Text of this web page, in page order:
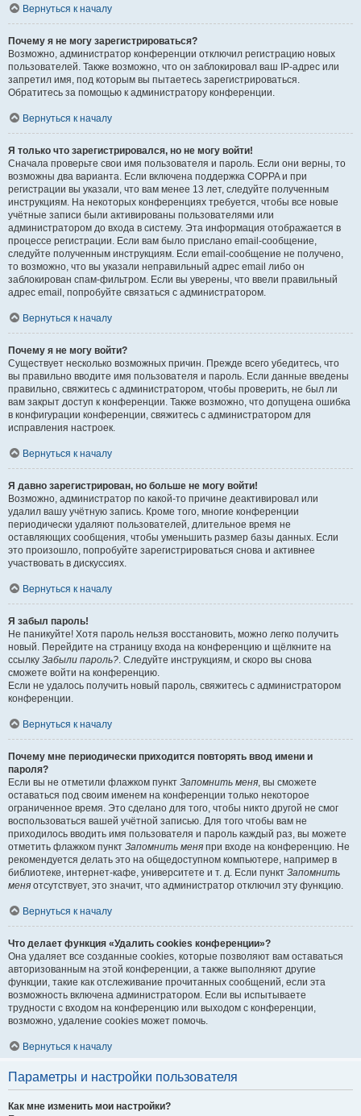
Вернуться к началу
Почему я не могу зарегистрироваться?
Возможно, администратор конференции отключил регистрацию новых
пользователей. Также возможно, что он заблокировал ваш IP-адрес или
запретил имя, под которым вы пытаетесь зарегистрироваться.
Обратитесь за помощью к администратору конференции.
Вернуться к началу
Я только что зарегистрировался, но не могу войти!
Сначала проверьте свои имя пользователя и пароль. Если они верны, то
возможны два варианта. Если включена поддержка COPPA и при
регистрации вы указали, что вам менее 13 лет, следуйте полученным
инструкциям. На некоторых конференциях требуется, чтобы все новые
учётные записи были активированы пользователями или
администратором до входа в систему. Эта информация отображается в
процессе регистрации. Если вам было прислано email-сообщение,
следуйте полученным инструкциям. Если email-сообщение не получено,
то возможно, что вы указали неправильный адрес email либо он
заблокирован спам-фильтром. Если вы уверены, что ввели правильный
адрес email, попробуйте связаться с администратором.
Вернуться к началу
Почему я не могу войти?
Существует несколько возможных причин. Прежде всего убедитесь, что
вы правильно вводите имя пользователя и пароль. Если данные введены
правильно, свяжитесь с администратором, чтобы проверить, не был ли
вам закрыт доступ к конференции. Также возможно, что допущена ошибка
в конфигурации конференции, свяжитесь с администратором для
исправления настроек.
Вернуться к началу
Я давно зарегистрирован, но больше не могу войти!
Возможно, администратор по какой-то причине деактивировал или
удалил вашу учётную запись. Кроме того, многие конференции
периодически удаляют пользователей, длительное время не
оставляющих сообщения, чтобы уменьшить размер базы данных. Если
это произошло, попробуйте зарегистрироваться снова и активнее
участвовать в дискуссиях.
Вернуться к началу
Я забыл пароль!
Не паникуйте! Хотя пароль нельзя восстановить, можно легко получить
новый. Перейдите на страницу входа на конференцию и щёлкните на
ссылку Забыли пароль?. Следуйте инструкциям, и скоро вы снова
сможете войти на конференцию.
Если не удалось получить новый пароль, свяжитесь с администратором
конференции.
Вернуться к началу
Почему мне периодически приходится повторять ввод имени и
пароля?
Если вы не отметили флажком пункт Запомнить меня, вы сможете
оставаться под своим именем на конференции только некоторое
ограниченное время. Это сделано для того, чтобы никто другой не смог
воспользоваться вашей учётной записью. Для того чтобы вам не
приходилось вводить имя пользователя и пароль каждый раз, вы можете
отметить флажком пункт Запомнить меня при входе на конференцию. Не
рекомендуется делать это на общедоступном компьютере, например в
библиотеке, интернет-кафе, университете и т. д. Если пункт Запомнить
меня отсутствует, это значит, что администратор отключил эту функцию.
Вернуться к началу
Что делает функция «Удалить cookies конференции»?
Она удаляет все созданные cookies, которые позволяют вам оставаться
авторизованным на этой конференции, а также выполняют другие
функции, такие как отслеживание прочитанных сообщений, если эта
возможность включена администратором. Если вы испытываете
трудности с входом на конференцию или выходом с конференции,
возможно, удаление cookies может помочь.
Вернуться к началу
Параметры и настройки пользователя
Как мне изменить мои настройки?